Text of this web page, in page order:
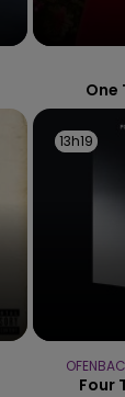
One
13h19
13h19
Four